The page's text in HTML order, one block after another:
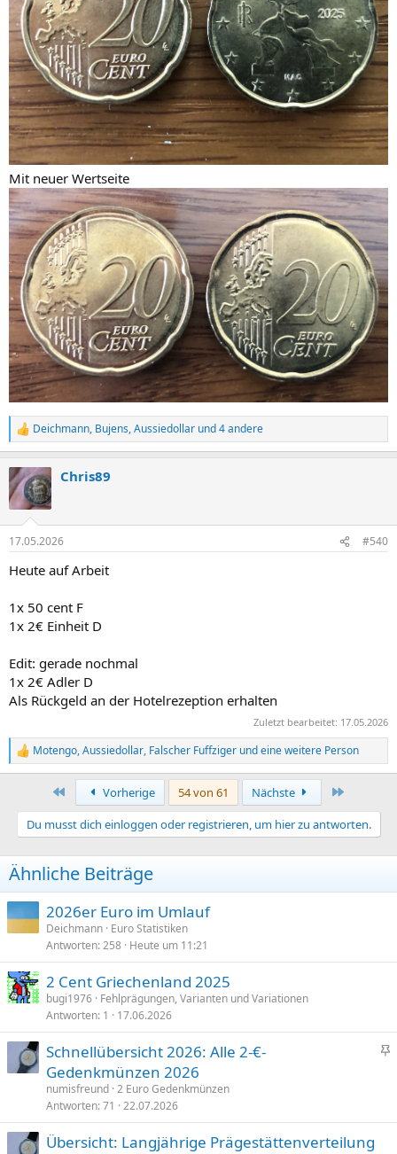
Mit neuer Wertseite
R
e
k
t
i
e
:
Deichmann, Bujens,Aussiedollar und 4 andere
Chris89
17.05.2026 #540
Heute auf Arbeit
1x 50 cent F
1x 2€ Einheit D
Edit: gerade nochmal
1x 2€ Adler D
Als Rückgeld an der Hotelrezeption erhalten
Zuletzt bearbeitet: 17.05.2026
R
e
t
o
n
e
n
:
Motengo,Aussiedollar, Falscher Fuffziger und eine weitere Person
Erste Vorherige 54 von 61 Nächste
Du musst dich einloggen oder registrieren, um hier zu antworten.
Ähnliche Beiträge
2026er Euro im Umlauf
Deichmann Euro Statistiken
Antworten 258 Heute um 11:21
2 Cent Griechenland 2025
bugi1976 Fehlprägungen, Varianten und Variationen
Antworten 1 17.06.2026
A
p
Schnellübersicht 2026: Alle 2-€-
Gedenkmünzen 2026
numisfreund 2 Euro Gedenkmünzen
Antworten 71 22.07.2026
Übersicht: Langjährige Prägestättenverteilung